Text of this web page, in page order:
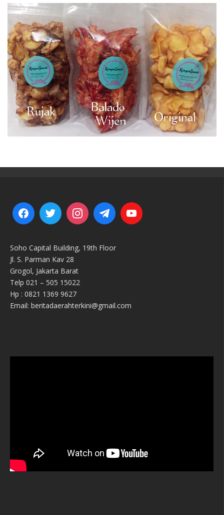
Soho Capital Building, 19th Floor
Jl. S. Parman Kav 28
Grogol, Jakarta Barat
Telp 021 – 505 15022
Hp : 0821 1369 9627
Email: beritadaerahterkini@gmail.com